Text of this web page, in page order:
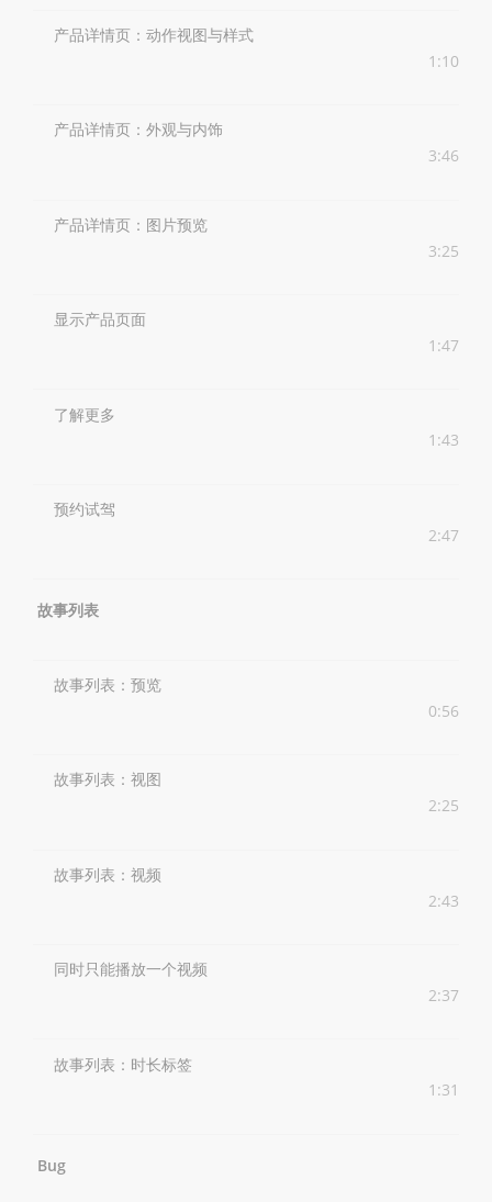
产品详情页：动作视图与样式
1:10
产品详情页：外观与内饰
3:46
产品详情页：图片预览
3:25
显示产品页面
1:47
了解更多
1:43
预约试驾
2:47
故事列表
故事列表：预览
0:56
故事列表：视图
2:25
故事列表：视频
2:43
同时只能播放一个视频
2:37
故事列表：时长标签
1:31
Bug